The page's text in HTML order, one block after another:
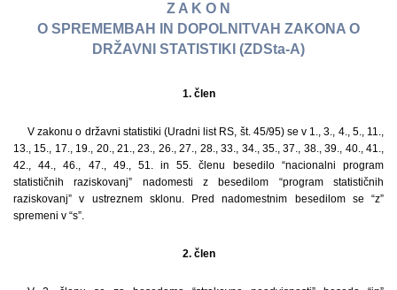
Z A K O N
O SPREMEMBAH IN DOPOLNITVAH ZAKONA O
DRŽAVNI STATISTIKI (ZDSta-A)
1. člen
V zakonu o državni statistiki (Uradni list RS, št. 45/95) se v 1., 3., 4., 5., 11.,
13., 15., 17., 19., 20., 21., 23., 26., 27., 28., 33., 34., 35., 37., 38., 39., 40., 41.,
42., 44., 46., 47., 49., 51. in 55. členu besedilo “nacionalni program
statističnih raziskovanj” nadomesti z besedilom “program statističnih
raziskovanj” v ustreznem sklonu. Pred nadomestnim besedilom se “z”
spremeni v “s”.
2. člen